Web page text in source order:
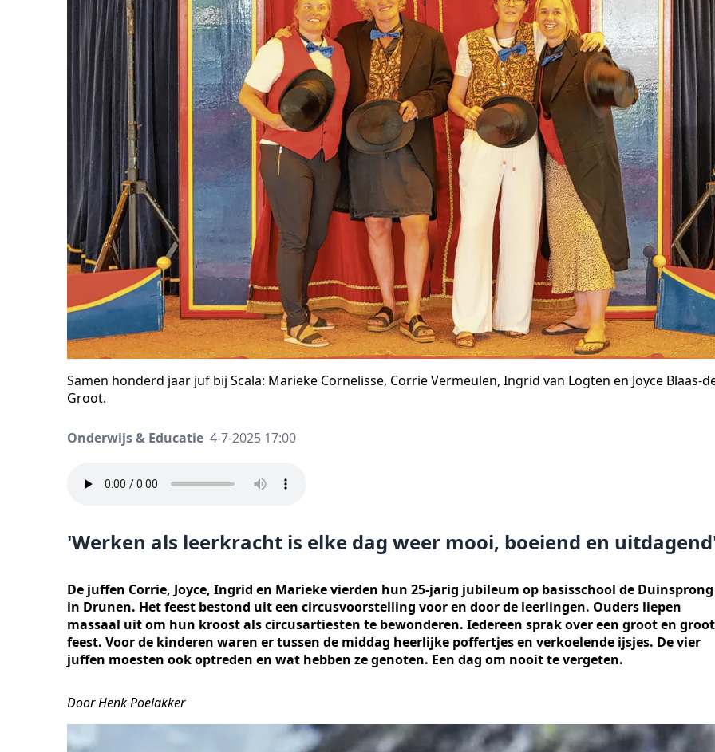
Samen honderd jaar juf bij Scala: Marieke Cornelisse, Corrie Vermeulen, Ingrid van Logten en Joyce Blaas-
Groot.
Onderwijs & Educatie 4-7-2025 17:00
'Werken als leerkracht is elke dag weer mooi, boeiend en
De juffen Corrie, Joyce, Ingrid en Marieke vierden hun 25-jarig jubileum op basisschool de Duinsprong
in Drunen. Het feest bestond uit een circusvoorstelling voor en door de leerlingen. Ouders liepen
massaal uit om hun kroost als circusartiesten te bewonderen. Iedereen sprak over een groot en
feest. Voor de kinderen waren er tussen de middag heerlijke poffertjes en verkoelende ijsjes. De vier
juffen moesten ook optreden en wat hebben ze genoten. Een dag om nooit te vergeten.
Door Henk Poelakker